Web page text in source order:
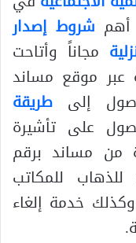
أهم شروط إصدار
مجاناً وأتاحت
عبر موقع مساند
إلى طريقة
على تأشيرة
من مساند برقم
للمكاتب
خدمة إلغاء